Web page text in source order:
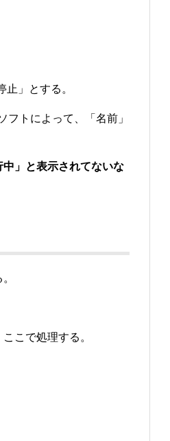
」とする。
トによって、「名前」
」と表示されてないな
こで処理する。